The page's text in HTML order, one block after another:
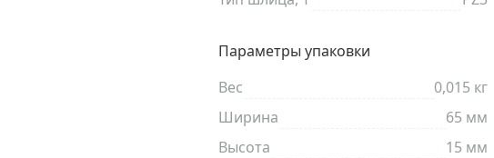
Параметры упаковки
Вес
0,015 кг
Ширина
65 мм
Высота
15 мм